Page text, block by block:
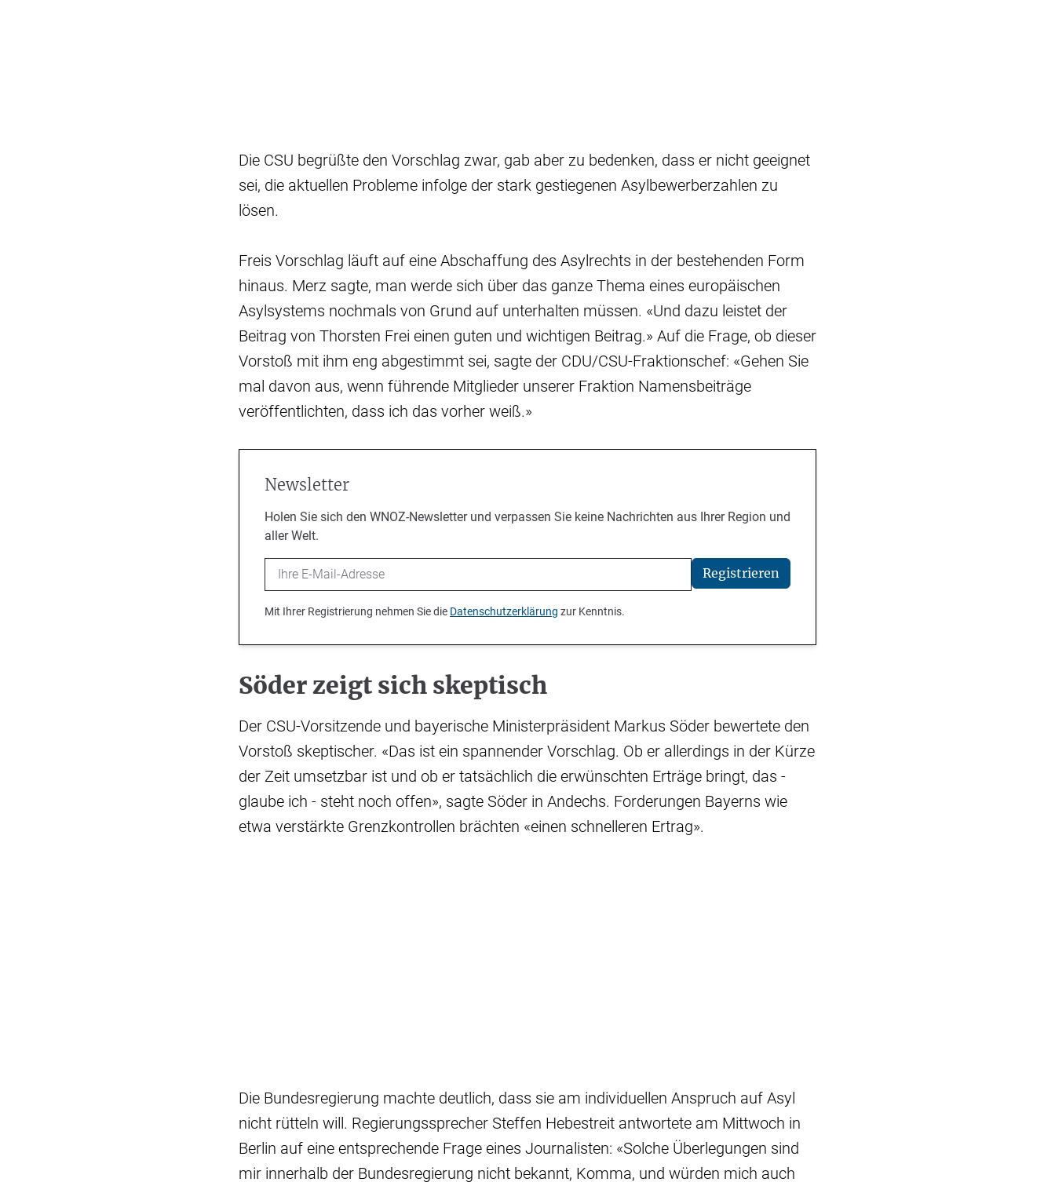
Die CSU begrüßte den Vorschlag zwar, gab aber zu bedenken, dass er nicht geeignet
sei, die aktuellen Probleme infolge der stark gestiegenen Asylbewerberzahlen zu
lösen.
Freis Vorschlag läuft auf eine Abschaffung des Asylrechts in der bestehenden Form
hinaus. Merz sagte, man werde sich über das ganze Thema eines europäischen
Asylsystems nochmals von Grund auf unterhalten müssen. «Und dazu leistet der
Beitrag von Thorsten Frei einen guten und wichtigen Beitrag.» Auf die Frage, ob dieser
Vorstoß mit ihm eng abgestimmt sei, sagte der CDU/CSU-Fraktionschef: «Gehen Sie
mal davon aus, wenn führende Mitglieder unserer Fraktion Namensbeiträge
veröffentlichten, dass ich das vorher weiß.»
Newsletter
Holen Sie sich den WNOZ-Newsletter und verpassen Sie keine Nachrichten aus Ihrer Region und
aller Welt.
Email Registrieren
Mit Ihrer Registrierung nehmen Sie die Datenschutzerklärung zur Kenntnis.
Söder zeigt sich skeptisch
Der CSU-Vorsitzende und bayerische Ministerpräsident Markus Söder bewertete den
Vorstoß skeptischer. «Das ist ein spannender Vorschlag. Ob er allerdings in der Kürze
der Zeit umsetzbar ist und ob er tatsächlich die erwünschten Erträge bringt, das -
glaube ich - steht noch offen», sagte Söder in Andechs. Forderungen Bayerns wie
etwa verstärkte Grenzkontrollen brächten «einen schnelleren Ertrag».
Die Bundesregierung machte deutlich, dass sie am individuellen Anspruch auf Asyl
nicht rütteln will. Regierungssprecher Steffen Hebestreit antwortete am Mittwoch in
Berlin auf eine entsprechende Frage eines Journalisten: «Solche Überlegungen sind
mir innerhalb der Bundesregierung nicht bekannt, Komma, und würden mich auch